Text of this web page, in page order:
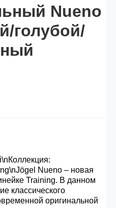
считается по
цене
заказов за 6 месяцев -
заказов за 6 месяцев -
рублей
заказов за 6 месяцев
рублей.
в корзине вашего
Nueno
голубой/
Nueno – новая
Training. В данном
классического
оригинальной